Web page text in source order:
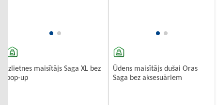
Izlietnes maisītājs Saga XL bez
pop-up
Ūdens maisītājs dušai Oras
Saga bez aksesuāriem